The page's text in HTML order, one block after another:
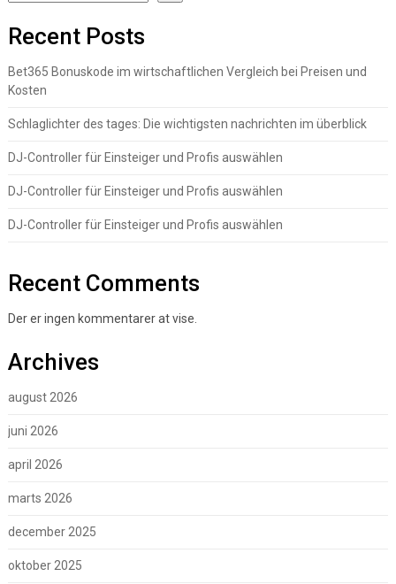
Recent Posts
Bet365 Bonuskode im wirtschaftlichen Vergleich bei Preisen und
Kosten
Schlaglichter des tages: Die wichtigsten nachrichten im überblick
DJ-Controller für Einsteiger und Profis auswählen
DJ-Controller für Einsteiger und Profis auswählen
DJ-Controller für Einsteiger und Profis auswählen
Recent Comments
Der er ingen kommentarer at vise.
Archives
august 2026
juni 2026
april 2026
marts 2026
december 2025
oktober 2025